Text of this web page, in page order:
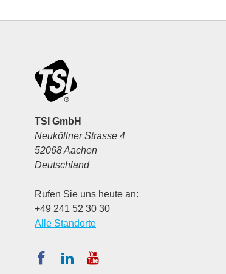
TSI GmbH
Neuköllner Strasse 4
52068 Aachen
Deutschland
Rufen Sie uns heute an:
+49 241 52 30 30
Alle Standorte